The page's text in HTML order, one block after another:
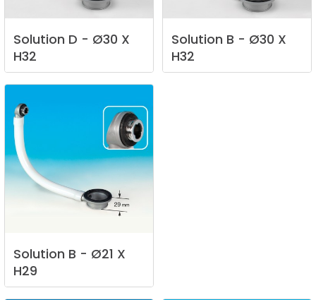
Solution D - Ø30 X
H32
Solution B - Ø30 X
H32
Solution B - Ø21 X
H29